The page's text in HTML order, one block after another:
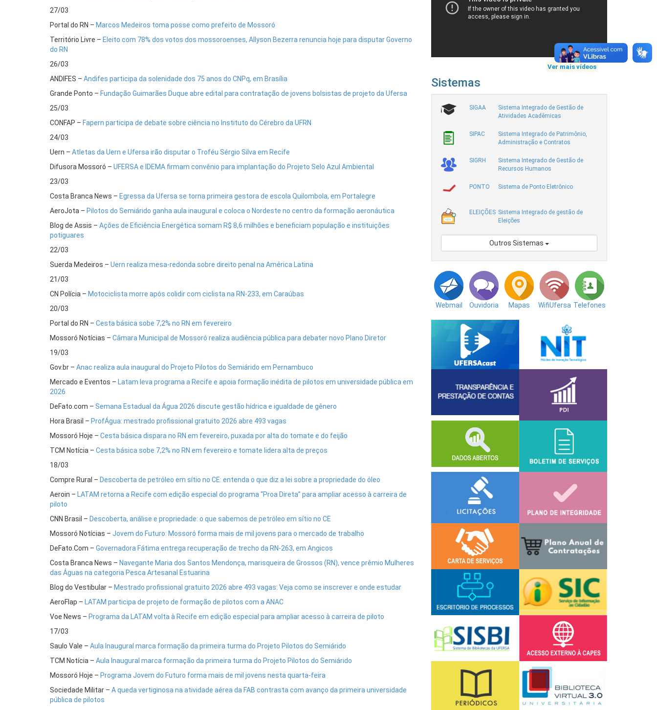
27/03
Portal do RN – Marcos Medeiros toma posse como prefeito de Mossoró
Território Livre – Eleito com 78% dos votos dos mossoroenses, Allyson Bezerra renuncia hoje para disputar Governo
do RN
26/03
ANDIFES – Andifes participa da solenidade dos 75 anos do CNPq, em Brasília
Grande Ponto – Fundação Guimarães Duque abre edital para contratação de jovens bolsistas de projeto da Ufersa
25/03
CONFAP – Fapern participa de debate sobre ciência no Instituto do Cérebro da UFRN
24/03
Uern – Atletas da Uern e Ufersa irão disputar o Troféu Sérgio Silva em Recife
Difusora Mossoró – UFERSA e IDEMA firmam convênio para implantação do Projeto Selo Azul Ambiental
23/03
Costa Branca News – Egressa da Ufersa se torna primeira gestora de escola Quilombola, em Portalegre
AeroJota – Pilotos do Semiárido ganha aula inaugural e coloca o Nordeste no centro da formação aeronáutica
Blog de Assis – Ações de Eficiência Energética somam R$ 8,6 milhões e beneficiam população e instituições
potiguares
22/03
Suerda Medeiros – Uern realiza mesa-redonda sobre direito penal na América Latina
21/03
CN Polícia – Motociclista morre após colidir com ciclista na RN-233, em Caraúbas
20/03
Portal do RN – Cesta básica sobe 7,2% no RN em fevereiro
Mossoró Notícias – Câmara Municipal de Mossoró realiza audiência pública para debater novo Plano Diretor
19/03
Gov.br – Anac realiza aula inaugural do Projeto Pilotos do Semiárido em Pernambuco
Mercado e Eventos – Latam leva programa a Recife e apoia formação inédita de pilotos em universidade pública em
2026
DeFato.com – Semana Estadual da Água 2026 discute gestão hídrica e igualdade de gênero
Hora Brasil – ProfÁgua: mestrado profissional gratuito 2026 abre 493 vagas
Mossoró Hoje – Cesta básica dispara no RN em fevereiro, puxada por alta do tomate e do feijão
TCM Notícia – Cesta básica sobe 7,2% no RN em fevereiro e tomate lidera alta de preços
18/03
Compre Rural – Descoberta de petróleo em sítio no CE: entenda o que diz a lei sobre a propriedade do óleo
Aeroin – LATAM retorna a Recife com edição especial do programa “Proa Direta” para ampliar acesso à carreira de
piloto
CNN Brasil – Descoberta, análise e propriedade: o que sabemos de petróleo em sítio no CE
Mossoró Notícias – Jovem do Futuro: Mossoró forma mais de mil jovens para o mercado de trabalho
DeFato.Com – Governadora Fátima entrega recuperação de trecho da RN-263, em Angicos
Costa Branca News – Navegante Maria dos Santos Mendonça, marisqueira de Grossos (RN), vence prêmio Mulheres
das Águas na categoria Pesca Artesanal Estuarina
Blog do Vestibular – Mestrado profissional gratuito 2026 abre 493 vagas: Veja como se inscrever e onde estudar
AeroFlap – LATAM participa de projeto de formação de pilotos com a ANAC
Voe News – Programa da LATAM volta à Recife em edição especial para ampliar acesso à carreira de piloto
17/03
Saulo Vale – Aula Inaugural marca formação da primeira turma do Projeto Pilotos do Semiárido
TCM Notícia – Aula Inaugural marca formação da primeira turma do Projeto Pilotos do Semiárido
Mossoró Hoje – Programa Jovem do Futuro forma mais de mil jovens nesta quarta-feira
Sociedade Militar – A queda vertiginosa na atividade aérea da FAB contrasta com avanço da primeira universidade
pública de pilotos
Ver mais vídeos
Sistemas
SIGAA
Sistema Integrado de Gestão de
Atividades Acadêmicas
SIPAC
Sistema Integrado de Patrimônio,
Administração e Contratos
SIGRH
Sistema Integrado de Gestão de
Recursos Humanos
PONTO Sistema de Ponto Eletrônico
ELEIÇÕES Sistema Integrado de gestão de
Eleições
Outros Sistemas
Webmail Ouvidoria Mapas WifiUfersa Telefones